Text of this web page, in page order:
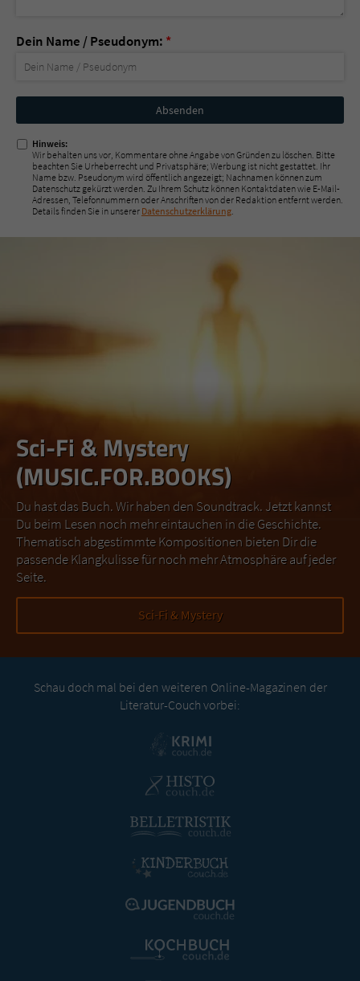
Dein Name / Pseudonym: *
Nicht
ausfüllen!
Hinweis:
Wir behalten uns vor, Kommentare ohne Angabe von Gründen zu löschen. Bitte
beachten Sie Urheberrecht und Privatsphäre; Werbung ist nicht gestattet. Ihr
Name bzw. Pseudonym wird öffentlich angezeigt; Nachnamen können zum
Datenschutz gekürzt werden. Zu Ihrem Schutz können Kontaktdaten wie E-Mail-
Adressen, Telefonnummern oder Anschriften von der Redaktion entfernt werden.
Details finden Sie in unserer Datenschutzerklärung.
Sci-Fi & Mystery
(MUSIC.FOR.BOOKS)
Du hast das Buch. Wir haben den Soundtrack. Jetzt kannst
Du beim Lesen noch mehr eintauchen in die Geschichte.
Thematisch abgestimmte Kompositionen bieten Dir die
passende Klangkulisse für noch mehr Atmosphäre auf jeder
Seite.
Sci-Fi & Mystery
Schau doch mal bei den weiteren Online-Magazinen der
Literatur-Couch vorbei: